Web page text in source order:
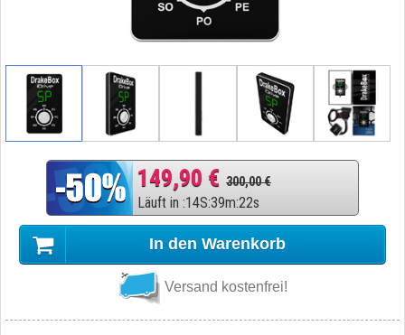
149,90 € 300,00 €
Läuft in :14S:39m:21s
In den Warenkorb
Versand kostenfrei!